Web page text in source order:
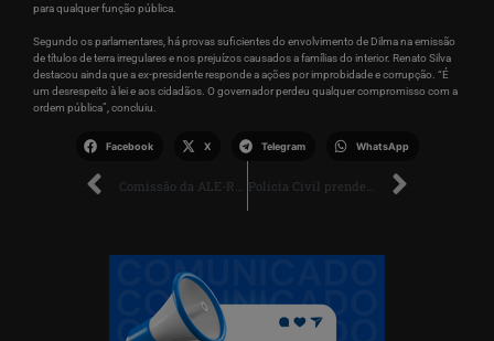
para qualquer função pública.
Segundo os parlamentares, há provas suficientes do envolvimento de Dilma na emissão
de títulos de terra irregulares e nos prejuízos causados a famílias do interior. Renato Silva
destacou ainda que a ex-presidente responde a ações por improbidade e corrupção. “É
um desrespeito à lei e aos cidadãos. O governador perdeu qualquer compromisso com a
ordem pública”, concluiu.
Facebook X Telegram WhatsApp